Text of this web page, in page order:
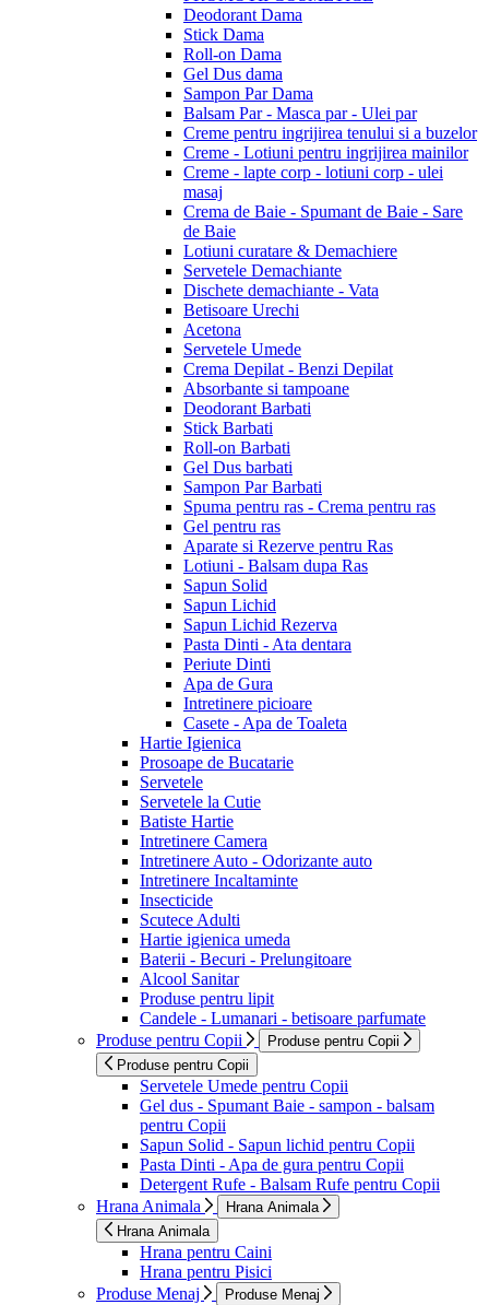
Deodorant Dama
Stick Dama
Roll-on Dama
Gel Dus dama
Sampon Par Dama
Balsam Par - Masca par - Ulei par
Creme pentru ingrijirea tenului si a buzelor
Creme - Lotiuni pentru ingrijirea mainilor
Creme - lapte corp - lotiuni corp - ulei
masaj
Crema de Baie - Spumant de Baie - Sare
de Baie
Lotiuni curatare & Demachiere
Servetele Demachiante
Dischete demachiante - Vata
Betisoare Urechi
Acetona
Servetele Umede
Crema Depilat - Benzi Depilat
Absorbante si tampoane
Deodorant Barbati
Stick Barbati
Roll-on Barbati
Gel Dus barbati
Sampon Par Barbati
Spuma pentru ras - Crema pentru ras
Gel pentru ras
Aparate si Rezerve pentru Ras
Lotiuni - Balsam dupa Ras
Sapun Solid
Sapun Lichid
Sapun Lichid Rezerva
Pasta Dinti - Ata dentara
Periute Dinti
Apa de Gura
Intretinere picioare
Casete - Apa de Toaleta
Hartie Igienica
Prosoape de Bucatarie
Servetele
Servetele la Cutie
Batiste Hartie
Intretinere Camera
Intretinere Auto - Odorizante auto
Intretinere Incaltaminte
Insecticide
Scutece Adulti
Hartie igienica umeda
Baterii - Becuri - Prelungitoare
Alcool Sanitar
Produse pentru lipit
Candele - Lumanari - betisoare parfumate
Produse pentru Copii
Produse pentru Copii
Produse pentru Copii
Servetele Umede pentru Copii
Gel dus - Spumant Baie - sampon - balsam
pentru Copii
Sapun Solid - Sapun lichid pentru Copii
Pasta Dinti - Apa de gura pentru Copii
Detergent Rufe - Balsam Rufe pentru Copii
Hrana Animala
Hrana Animala
Hrana Animala
Hrana pentru Caini
Hrana pentru Pisici
Produse Menaj
Produse Menaj